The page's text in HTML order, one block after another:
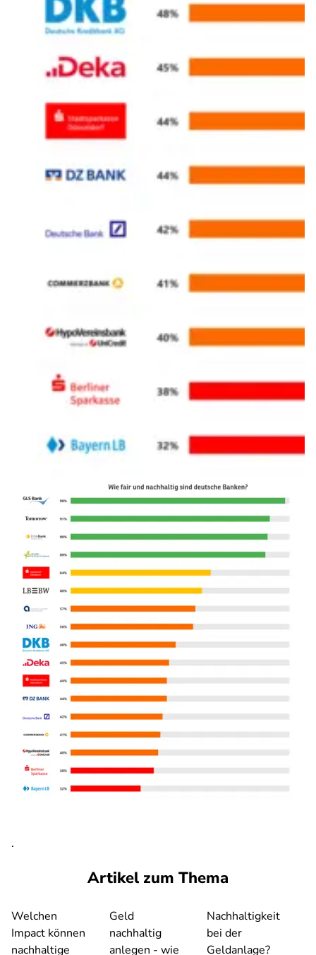
.
Artikel zum Thema
Welchen
Impact können
nachhaltige
Geld
nachhaltig
anlegen - wie
Nachhaltigkeit
bei der
Geldanlage?